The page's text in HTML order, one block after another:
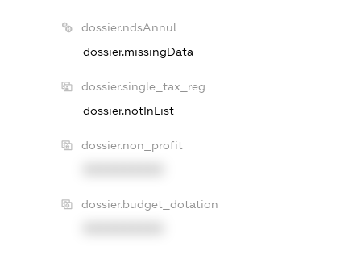
dossier.ndsAnnul
dossier.missingData
dossier.single_tax_reg
dossier.notInList
dossier.non_profit
dossier.budget_dotation